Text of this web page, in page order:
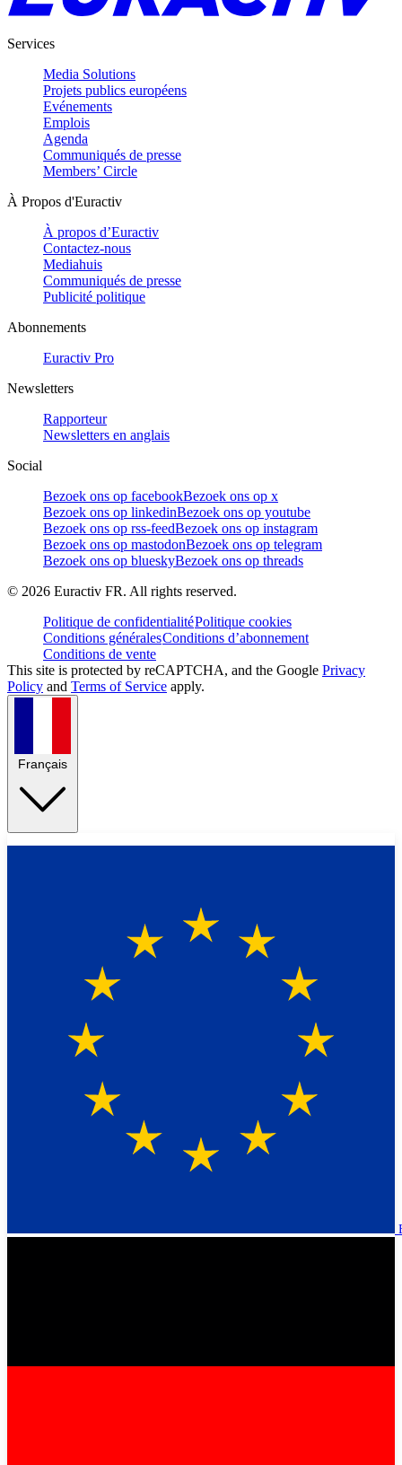
Services
Media Solutions
Projets publics européens
Evénements
Emplois
Agenda
Communiqués de presse
Members’ Circle
À Propos d'Euractiv
À propos d’Euractiv
Contactez-nous
Mediahuis
Communiqués de presse
Publicité politique
Abonnements
Euractiv Pro
Newsletters
Rapporteur
Newsletters en anglais
Social
Bezoek ons op facebookBezoek ons op x
Bezoek ons op linkedinBezoek ons op youtube
Bezoek ons op rss-feedBezoek ons op instagram
Bezoek ons op mastodonBezoek ons op telegram
Bezoek ons op blueskyBezoek ons op threads
© 2026 Euractiv FR. All rights reserved.
Politique de confidentialitéPolitique cookies
Conditions généralesConditions d’abonnement
Conditions de vente
This site is protected by reCAPTCHA, and the Google Privacy
Policy and Terms of Service apply.
Français